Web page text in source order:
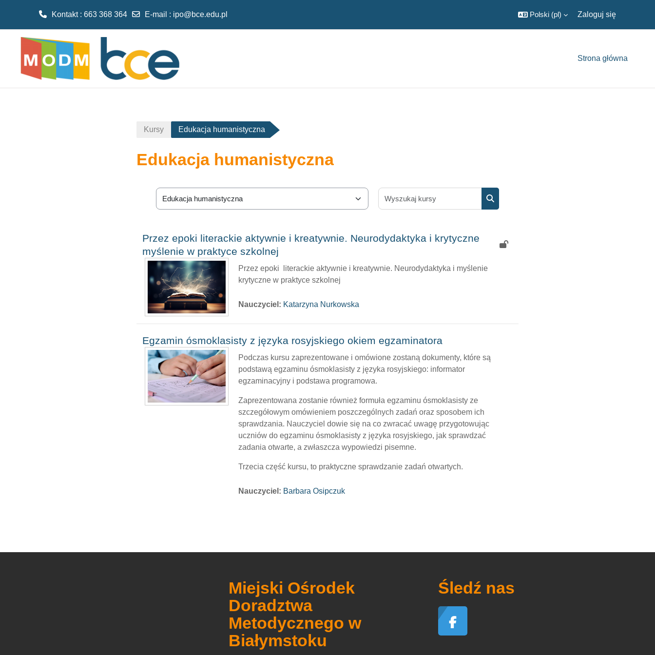
Kontakt : 663 368 364 E-mail : ipo@bce.edu.pl Polski ‎(pl)‎ Zaloguj się
Strona główna
Kursy Edukacja humanistyczna
Edukacja humanistyczna
Kategorie kursów
Wyszukaj kursy
Przez epoki literackie aktywnie i kreatywnie. Neurodydaktyka i krytyczne
myślenie w praktyce szkolnej
Przez epoki literackie aktywnie i kreatywnie. Neurodydaktyka i myślenie
krytyczne w praktyce szkolnej
Nauczyciel: Katarzyna Nurkowska
Egzamin ósmoklasisty z języka rosyjskiego okiem egzaminatora
Podczas kursu zaprezentowane i omówione zostaną dokumenty, które są
podstawą egzaminu ósmoklasisty z języka rosyjskiego: informator
egzaminacyjny i podstawa programowa.
Zaprezentowana zostanie również formuła egzaminu ósmoklasisty ze
szczegółowym omówieniem poszczególnych zadań oraz sposobem ich
sprawdzania. Nauczyciel dowie się na co zwracać uwagę przygotowując
uczniów do egzaminu ósmoklasisty z języka rosyjskiego, jak sprawdzać
zadania otwarte, a zwłaszcza wypowiedzi pisemne.
Trzecia część kursu, to praktyczne sprawdzanie zadań otwartych.
Nauczyciel: Barbara Osipczuk
Miejski Ośrodek
Doradztwa
Metodycznego w
Białymstoku
Śledź nas